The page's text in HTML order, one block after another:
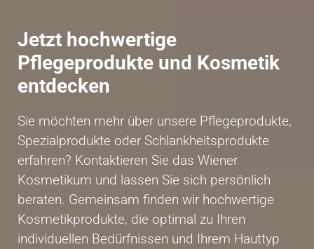
Jetzt hochwertige
Pflegeprodukte und Kosmetik
entdecken
Sie möchten mehr über unsere Pflegeprodukte,
Spezialprodukte oder Schlankheitsprodukte
erfahren? Kontaktieren Sie das Wiener
Kosmetikum und lassen Sie sich persönlich
beraten. Gemeinsam finden wir hochwertige
Kosmetikprodukte, die optimal zu Ihren
individuellen Bedürfnissen und Ihrem Hauttyp